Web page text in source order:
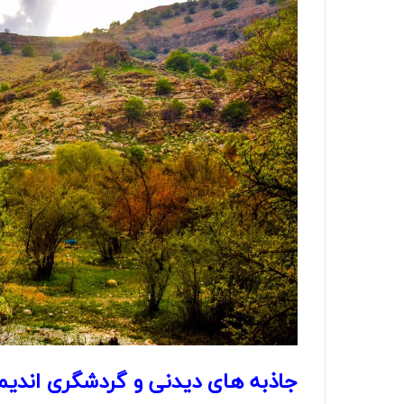
جاذبه های دیدنی و گردشگری